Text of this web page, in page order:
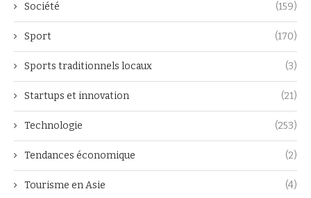
Société (159)
Sport (170)
Sports traditionnels locaux (3)
Startups et innovation (21)
Technologie (253)
Tendances économique (2)
Tourisme en Asie (4)